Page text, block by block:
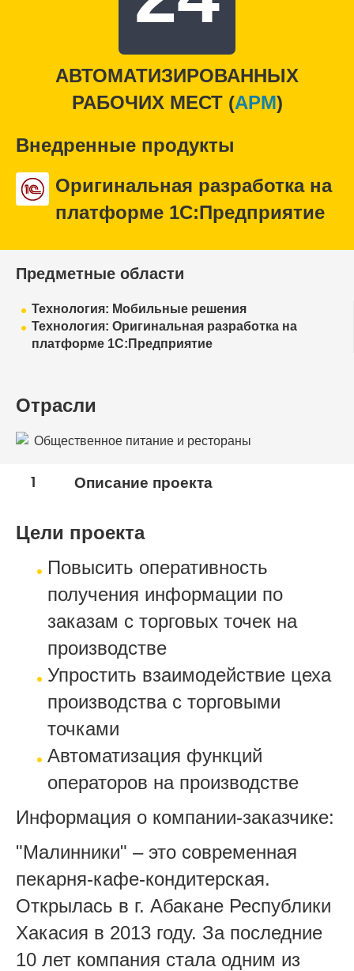
АВТОМАТИЗИРОВАННЫХ
РАБОЧИХ МЕСТ (APM)
Внедренные продукты
Оригинальная разработка на
платформе 1С:Предприятие
Предметные области
Технология: Мобильные решения
Технология: Оригинальная разработка на
платформе 1С:Предприятие
Отрасли
Общественное питание и рестораны
1 Описание проекта
Цели проекта
Повысить оперативность
получения информации по
заказам с торговых точек на
производстве
Упростить взаимодействие цеха
производства с торговыми
точками
Автоматизация функций
операторов на производстве
Информация о компании-заказчике:
"Малинники" – это современная
пекарня-кафе-кондитерская.
Открылась в г. Абакане Республики
Хакасия в 2013 году. За последние
10 лет компания стала одним из